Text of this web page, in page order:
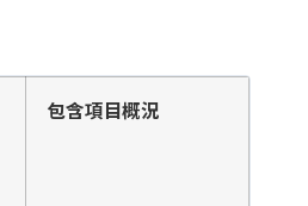
包含項目概況